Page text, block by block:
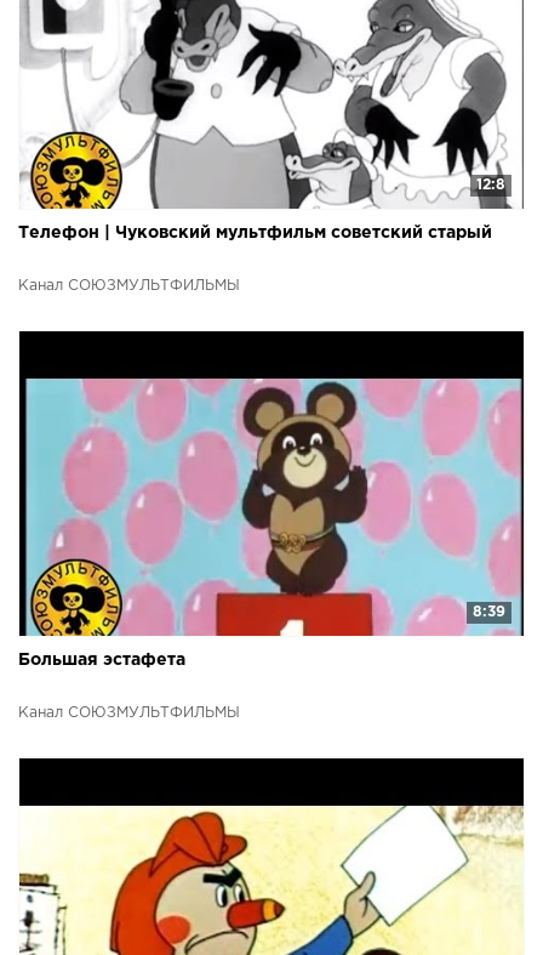
12:8
Телефон | Чуковский мультфильм советский старый
Канал СОЮЗМУЛЬТФИЛЬМЫ
8:39
Большая эстафета
Канал СОЮЗМУЛЬТФИЛЬМЫ